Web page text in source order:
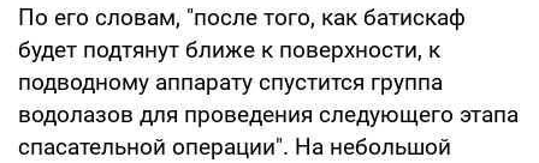
По его словам, "после того, как батискаф
будет подтянут ближе к поверхности, к
подводному аппарату спустится группа
водолазов для проведения следующего этапа
спасательной операции". На небольшой